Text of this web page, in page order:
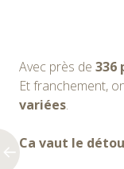
Avec près de 336
Et franchement,
variées.
Ca vaut le